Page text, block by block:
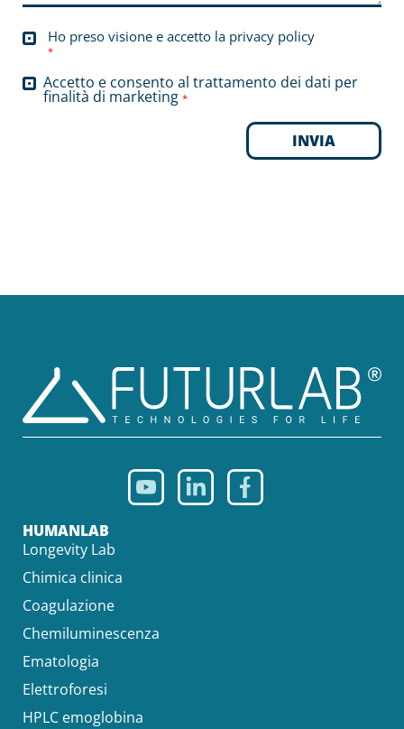
Ho preso visione e accetto la privacy policy
*
Accetto e consento al trattamento dei dati per
finalità di marketing *
HUMANLAB
Longevity Lab
Chimica clinica
Coagulazione
Chemiluminescenza
Ematologia
Elettroforesi
HPLC emoglobina